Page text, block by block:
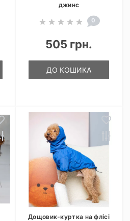
джинс
0
505 грн.
ДО КОШИКА
Дощовик-куртка на флісі